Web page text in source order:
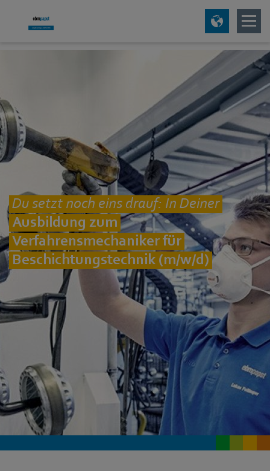
Du setzt noch eins drauf: In Deiner
Ausbildung zum
Verfahrensmechaniker für
Beschichtungstechnik (m/w/d)